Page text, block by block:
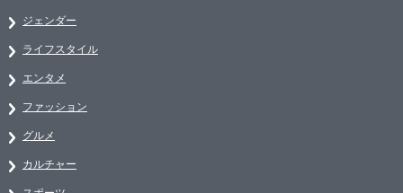
ジェンダー
ライフスタイル
エンタメ
ファッション
グルメ
カルチャー